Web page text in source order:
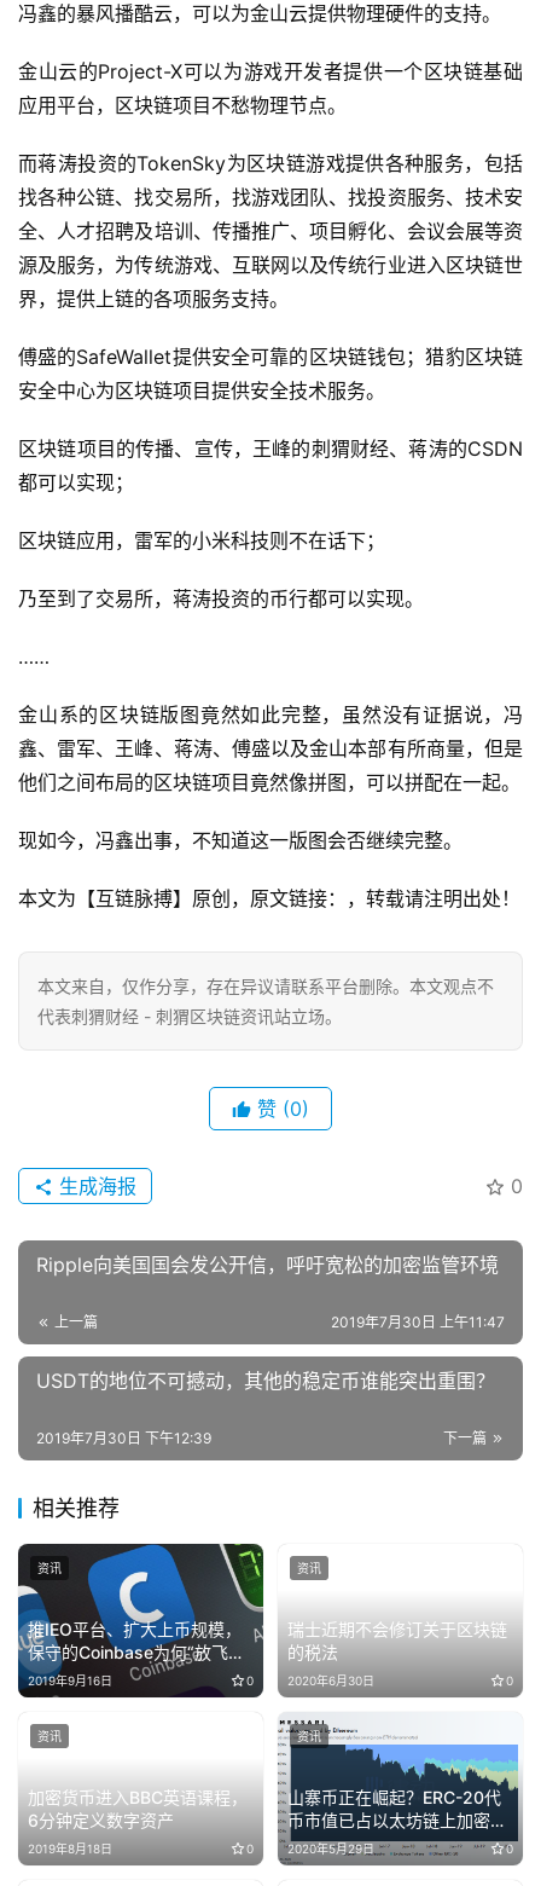
冯鑫的暴风播酷云，可以为金山云提供物理硬件的支持。
金山云的Project-X可以为游戏开发者提供一个区块链基础
应用平台，区块链项目不愁物理节点。
而蒋涛投资的TokenSky为区块链游戏提供各种服务，包括
找各种公链、找交易所，找游戏团队、找投资服务、技术安
全、人才招聘及培训、传播推广、项目孵化、会议会展等资
源及服务，为传统游戏、互联网以及传统行业进入区块链世
界，提供上链的各项服务支持。
傅盛的SafeWallet提供安全可靠的区块链钱包；猎豹区块链
安全中心为区块链项目提供安全技术服务。
区块链项目的传播、宣传，王峰的刺猬财经、蒋涛的CSDN
都可以实现；
区块链应用，雷军的小米科技则不在话下；
乃至到了交易所，蒋涛投资的币行都可以实现。
……
金山系的区块链版图竟然如此完整，虽然没有证据说，冯
鑫、雷军、王峰、蒋涛、傅盛以及金山本部有所商量，但是
他们之间布局的区块链项目竟然像拼图，可以拼配在一起。
现如今，冯鑫出事，不知道这一版图会否继续完整。
本文为【互链脉搏】原创，原文链接：，转载请注明出处！
本文来自 ，仅作分享，存在异议请联系平台删除。本文观点不
代表刺猬财经 - 刺猬区块链资讯站立场。
赞 (0)
0
生成海报
Ripple向美国国会发公开信，呼吁宽松的加密监管环境
上一篇 2019年7月30日 上午11:47
USDT的地位不可撼动，其他的稳定币谁能突出重围？
下一篇
2019年7月30日 下午12:39
相关推荐
推IEO平台、扩大上币规模，
保守的Coinbase为何“放飞自
我”？
2019年9月16日 0
资讯
瑞士近期不会修订关于区块链
的税法
2020年6月30日 0
资讯
加密货币进入BBC英语课程，
6分钟定义数字资产
2019年8月18日 0
资讯
山寨币正在崛起？ERC-20代
币市值已占以太坊链上加密资
产总市值近50%
2020年5月29日 0
资讯